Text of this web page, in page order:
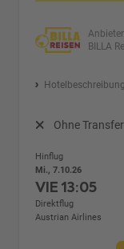
BILLA
Ohne Transfer
Hinflug
Mi., 7.10.26
VIE13:05
Direktflug
Austrian Airlines